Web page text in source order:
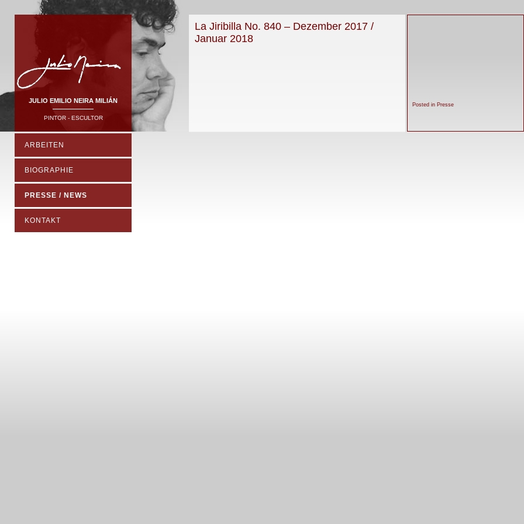
La Jiribilla No. 840 – Dezember 2017 /
Januar 2018
Posted in Presse
JULIO EMILIO NEIRA MILIÁN
PINTOR - ESCULTOR
ARBEITEN
BIOGRAPHIE
PRESSE / NEWS
KONTAKT